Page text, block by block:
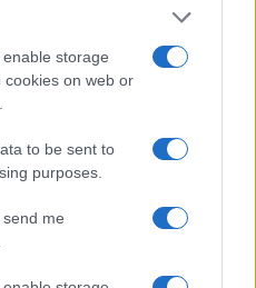
storage
cookies on web or
to be sent to
purposes.
me